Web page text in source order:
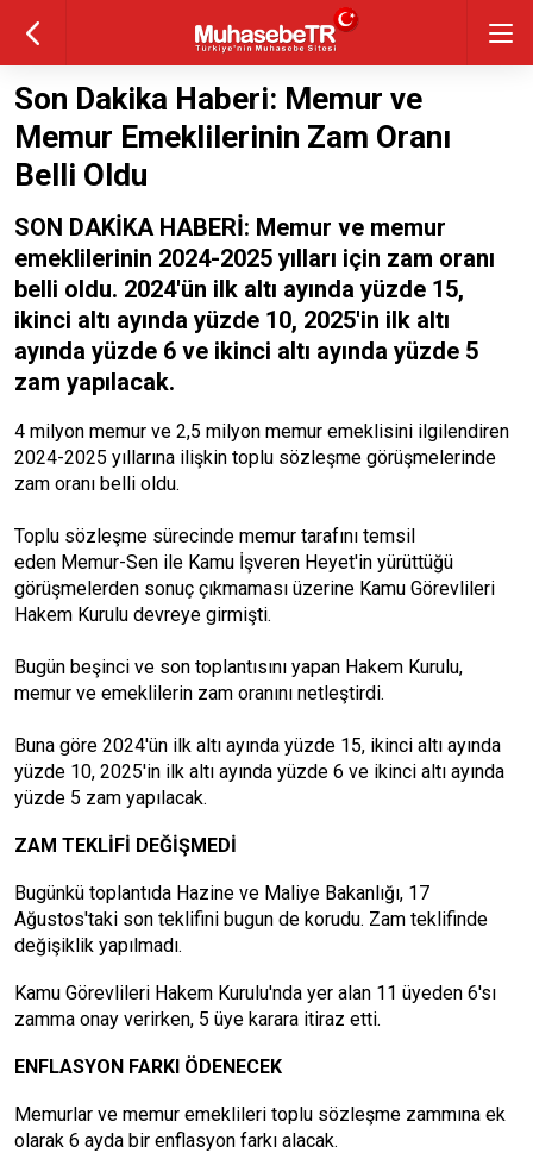
Son Dakika Haberi: Memur ve
Memur Emeklilerinin Zam Oranı
Belli Oldu
SON DAKİKA HABERİ: Memur ve memur
emeklilerinin 2024-2025 yılları için zam oranı
belli oldu. 2024'ün ilk altı ayında yüzde 15,
ikinci altı ayında yüzde 10, 2025'in ilk altı
ayında yüzde 6 ve ikinci altı ayında yüzde 5
zam yapılacak.
4 milyon memur ve 2,5 milyon memur emeklisini ilgilendiren
2024-2025 yıllarına ilişkin toplu sözleşme görüşmelerinde
zam oranı belli oldu.
Toplu sözleşme sürecinde memur tarafını temsil
eden Memur-Sen ile Kamu İşveren Heyet'in yürüttüğü
görüşmelerden sonuç çıkmaması üzerine Kamu Görevlileri
Hakem Kurulu devreye girmişti.
Bugün beşinci ve son toplantısını yapan Hakem Kurulu,
memur ve emeklilerin zam oranını netleştirdi.
Buna göre 2024'ün ilk altı ayında yüzde 15, ikinci altı ayında
yüzde 10, 2025'in ilk altı ayında yüzde 6 ve ikinci altı ayında
yüzde 5 zam yapılacak.
ZAM TEKLİFİ DEĞİŞMEDİ
Bugünkü toplantıda Hazine ve Maliye Bakanlığı, 17
Ağustos'taki son teklifini bugun de korudu. Zam teklifinde
değişiklik yapılmadı.
Kamu Görevlileri Hakem Kurulu'nda yer alan 11 üyeden 6'sı
zamma onay verirken, 5 üye karara itiraz etti.
ENFLASYON FARKI ÖDENECEK
Memurlar ve memur emeklileri toplu sözleşme zammına ek
olarak 6 ayda bir enflasyon farkı alacak.